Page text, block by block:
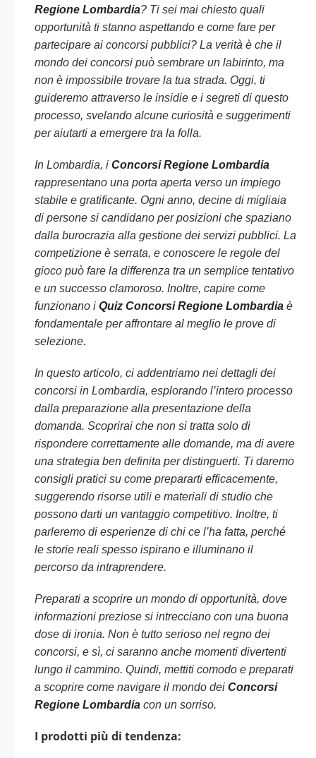
Regione Lombardia? Ti sei mai chiesto quali
opportunità ti stanno aspettando e come fare per
partecipare ai concorsi pubblici? La verità è che il
mondo dei concorsi può sembrare un labirinto, ma
non è impossibile trovare la tua strada. Oggi, ti
guideremo attraverso le insidie e i segreti di questo
processo, svelando alcune curiosità e suggerimenti
per aiutarti a emergere tra la folla.
In Lombardia, i Concorsi Regione Lombardia
rappresentano una porta aperta verso un impiego
stabile e gratificante. Ogni anno, decine di migliaia
di persone si candidano per posizioni che spaziano
dalla burocrazia alla gestione dei servizi pubblici. La
competizione è serrata, e conoscere le regole del
gioco può fare la differenza tra un semplice tentativo
e un successo clamoroso. Inoltre, capire come
funzionano i Quiz Concorsi Regione Lombardia è
fondamentale per affrontare al meglio le prove di
selezione.
In questo articolo, ci addentriamo nei dettagli dei
concorsi in Lombardia, esplorando l’intero processo
dalla preparazione alla presentazione della
domanda. Scoprirai che non si tratta solo di
rispondere correttamente alle domande, ma di avere
una strategia ben definita per distinguerti. Ti daremo
consigli pratici su come prepararti efficacemente,
suggerendo risorse utili e materiali di studio che
possono darti un vantaggio competitivo. Inoltre, ti
parleremo di esperienze di chi ce l’ha fatta, perché
le storie reali spesso ispirano e illuminano il
percorso da intraprendere.
Preparati a scoprire un mondo di opportunità, dove
informazioni preziose si intrecciano con una buona
dose di ironia. Non è tutto serioso nel regno dei
concorsi, e sì, ci saranno anche momenti divertenti
lungo il cammino. Quindi, mettiti comodo e preparati
a scoprire come navigare il mondo dei Concorsi
Regione Lombardia con un sorriso.
I prodotti più di tendenza: